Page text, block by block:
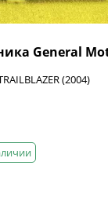
General
(2004)